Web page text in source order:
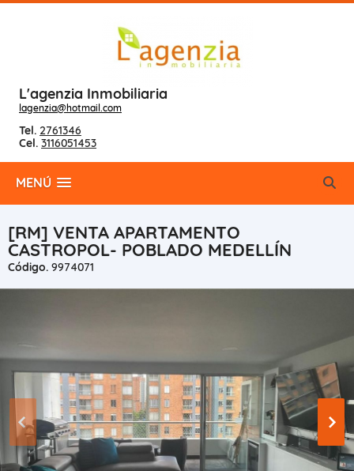
L'agenzia Inmobiliaria
lagenzia@hotmail.com
Tel. 2761346
Cel. 3116051453
MENÚ
[RM] VENTA APARTAMENTO
CASTROPOL- POBLADO MEDELLÍN
Código. 9974071